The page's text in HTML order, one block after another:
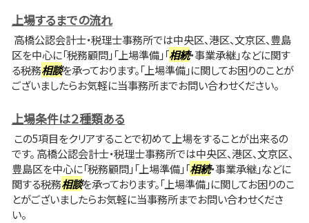
上場するまでの流れ
高橋公認会計士・税理士事務所では中央区、港区、文京区、豊島
区を中心に「税務顧問」「上場準備」「相続・事業承継」などに関す
る税務相談を承っております。「上場準備」に関してお困りのことが
ございましたらお気軽に当事務所までお問い合わせください。
上場条件は２種類ある
この5項目をクリアすることで初めて上場をすることが出来るの
です。 高橋公認会計士・税理士事務所では中央区、港区、文京区、
豊島区を中心に「税務顧問」「上場準備」「相続・事業承継」などに
関する税務相談を承っております。「上場準備」に関してお困りのこ
とがございましたらお気軽に当事務所までお問い合わせくださ
い。